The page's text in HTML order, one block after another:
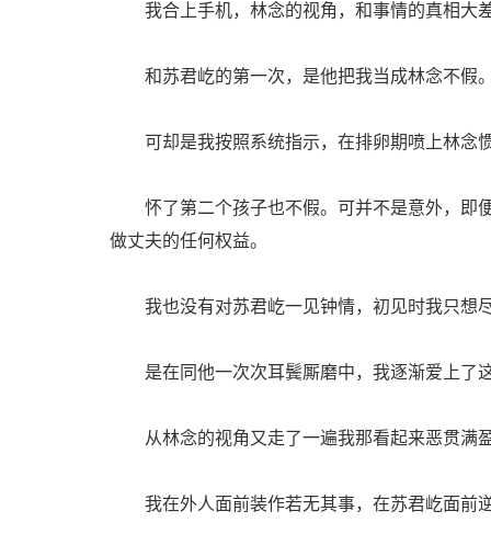
我合上手机，林念的视角，和事情的真相大
和苏君屹的第一次，是他把我当成林念不假
可却是我按照系统指示，在排卵期喷上林念
怀了第二个孩子也不假。可并不是意外，即
做丈夫的任何权益。
我也没有对苏君屹一见钟情，初见时我只想
是在同他一次次耳鬓厮磨中，我逐渐爱上了
从林念的视角又走了一遍我那看起来恶贯满
我在外人面前装作若无其事，在苏君屹面前